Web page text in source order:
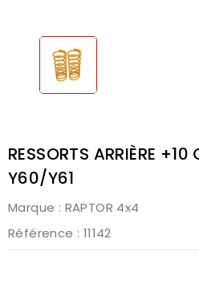
RESSORTS ARRIÈRE
Y60/Y61
Marque : RAPTOR 4x4
Référence : 11142